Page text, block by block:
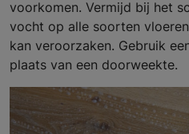
voorkomen. Vermijd bij het
vocht op alle soorten
kan veroorzaken. Gebruik
plaats van een doorweekte.